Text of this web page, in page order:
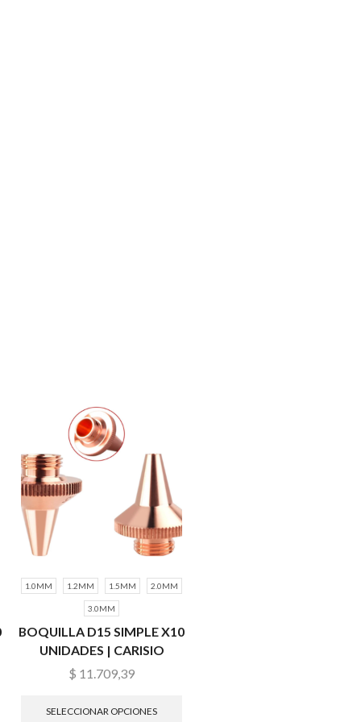
1.0MM 1.2MM 1.5MM 2.0MM
3.0MM
BOQUILLA D15 SIMPLE X10
UNIDADES | CARISIO
$ 11.709,39
SELECCIONAR OPCIONES